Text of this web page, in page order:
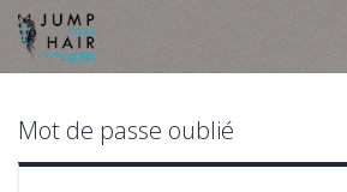
Allez
contenu
Mot de passe oublié